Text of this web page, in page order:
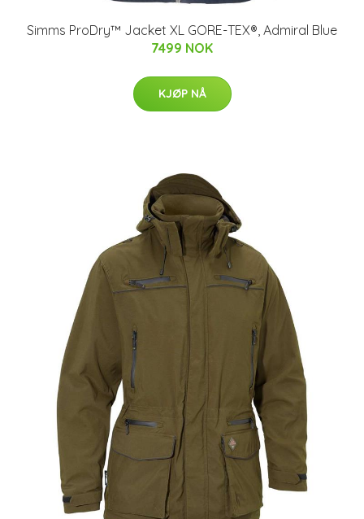
Simms ProDry™ Jacket XL GORE-TEX®, Admiral Blue
7499 NOK
KJØP NÅ